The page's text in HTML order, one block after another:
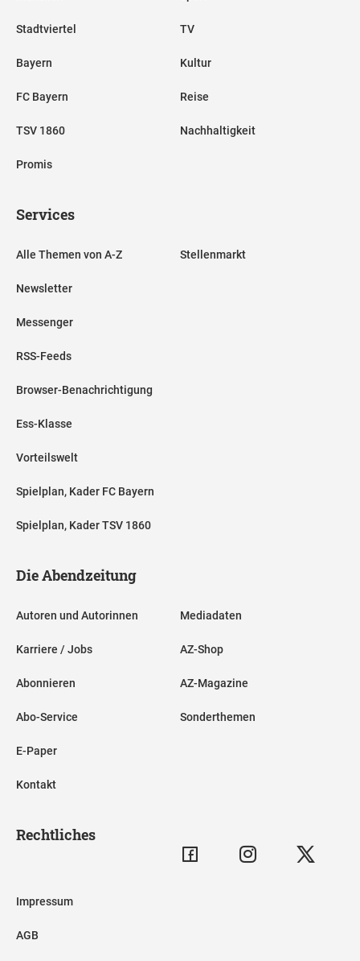
Stadtviertel
Bayern
FC Bayern
TSV 1860
Promis
TV
Kultur
Reise
Nachhaltigkeit
Services
Alle Themen von A-Z
Newsletter
Messenger
RSS-Feeds
Browser-Benachrichtigung
Ess-Klasse
Vorteilswelt
Spielplan, Kader FC Bayern
Spielplan, Kader TSV 1860
Stellenmarkt
Die Abendzeitung
Autoren und Autorinnen
Karriere / Jobs
Abonnieren
Abo-Service
E-Paper
Kontakt
Mediadaten
AZ-Shop
AZ-Magazine
Sonderthemen
Rechtliches
Impressum
AGB